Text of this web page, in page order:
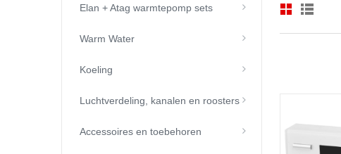
Elan + Atag warmtepomp sets
Warm Water
Koeling
Luchtverdeling, kanalen en roosters
Accessoires en toebehoren